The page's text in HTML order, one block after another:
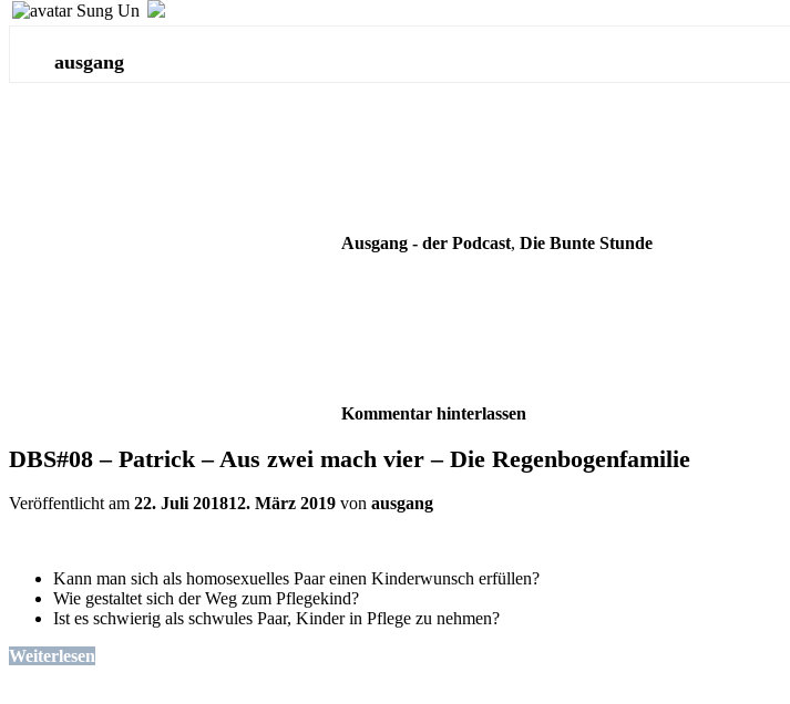
Sung Un
ausgang
Ausgang - der Podcast, Die Bunte Stunde
Kommentar hinterlassen
DBS#08 – Patrick – Aus zwei mach vier – Die Regenbogenfamilie
Veröffentlicht am 22. Juli 201812. März 2019 von ausgang
Kann man sich als homosexuelles Paar einen Kinderwunsch erfüllen?
Wie gestaltet sich der Weg zum Pflegekind?
Ist es schwierig als schwules Paar, Kinder in Pflege zu nehmen?
Weiterlesen